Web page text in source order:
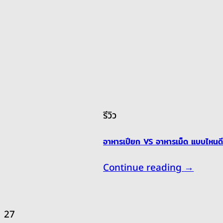
รีวิว
อาหารเปียก VS อาหารเม็ด แบบไหน
Continue reading→
27